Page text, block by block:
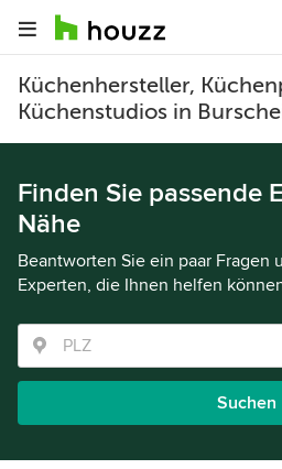
Küchenhersteller,
Küchenstudios in
Finden Sie passende
Nähe
Beantworten Sie ein paar Fragen
Experten, die Ihnen helfen
Suchen